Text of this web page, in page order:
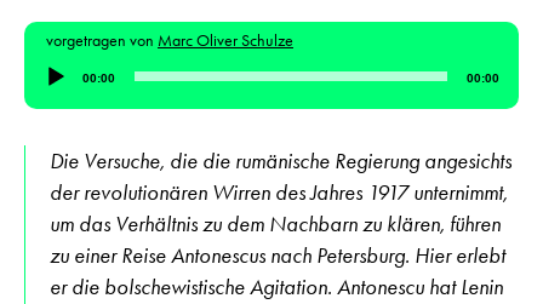
vorgetragen von Marc Oliver Schulze
Audio-
Player
00:00 00:00
Die Versuche, die die rumänische Regierung angesichts
der revolutionären Wirren des Jahres 1917 unternimmt,
um das Verhältnis zu dem Nachbarn zu klären, führen
zu einer Reise Antonescus nach Petersburg. Hier erlebt
er die bolschewistische Agitation. Antonescu hat Lenin